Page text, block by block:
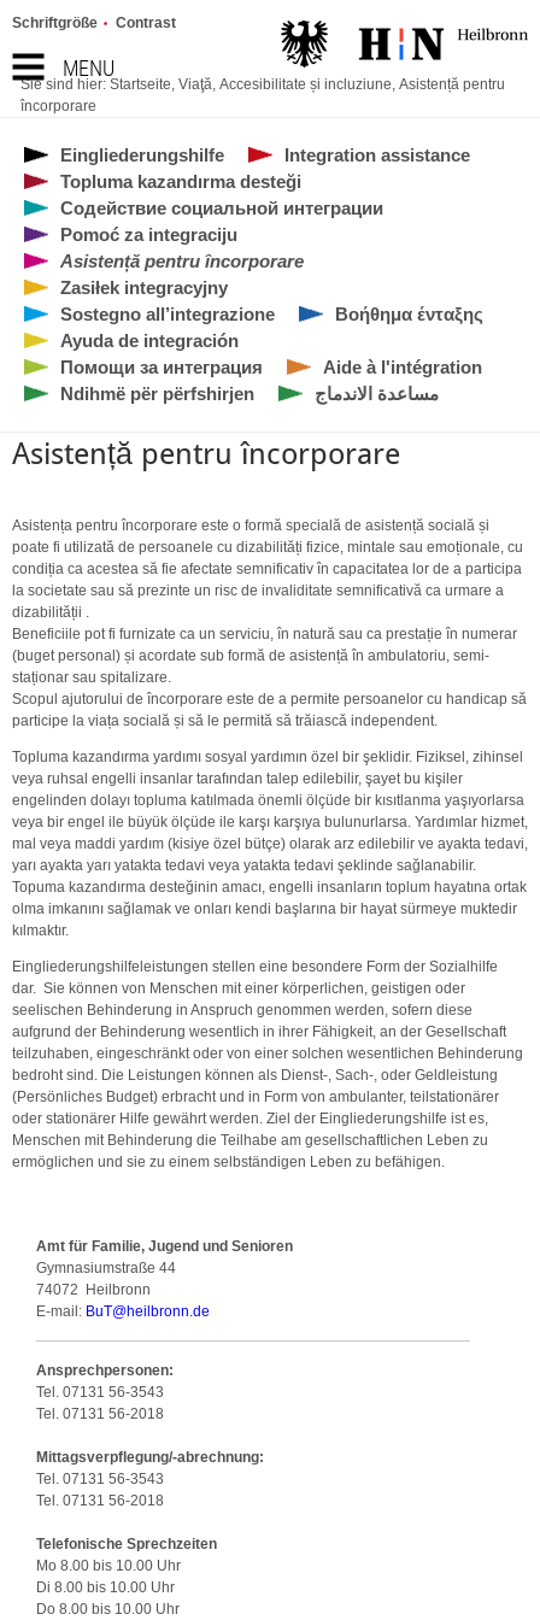
MENU
Schriftgröße Contrast
Sie sind hier: Startseite, Viaţă, Accesibilitate și incluziune, Asistență pentru
încorporare
Eingliederungshilfe
Integration assistance
Topluma kazandırma desteği
Содействие социальной интеграции
Pomoć za integraciju
Asistență pentru încorporare
Zasiłek integracyjny
Sostegno all’integrazione
Bοήθημα ένταξης
Ayuda de integración
Помощи за интеграция
Aide à l'intégration
Ndihmë për përfshirjen
مساعدة الاندماج
Asistență pentru încorporare
Asistența pentru încorporare este o formă specială de asistență socială și
poate fi utilizată de persoanele cu dizabilități fizice, mintale sau emoționale, cu
condiția ca acestea să fie afectate semnificativ în capacitatea lor de a participa
la societate sau să prezinte un risc de invaliditate semnificativă ca urmare a
dizabilității .
Beneficiile pot fi furnizate ca un serviciu, în natură sau ca prestație în numerar
(buget personal) și acordate sub formă de asistență în ambulatoriu, semi-
staționar sau spitalizare.
Scopul ajutorului de încorporare este de a permite persoanelor cu handicap să
participe la viața socială și să le permită să trăiască independent.
Topluma kazandırma yardımı sosyal yardımın özel bir şeklidir. Fiziksel, zihinsel
veya ruhsal engelli insanlar tarafından talep edilebilir, şayet bu kişiler
engelinden dolayı topluma katılmada önemli ölçüde bir kısıtlanma yaşıyorlarsa
veya bir engel ile büyük ölçüde ile karşı karşıya bulunurlarsa. Yardımlar hizmet,
mal veya maddi yardım (kisiye özel bütçe) olarak arz edilebilir ve ayakta tedavi,
yarı ayakta yarı yatakta tedavi veya yatakta tedavi şeklinde sağlanabilir.
Topuma kazandırma desteğinin amacı, engelli insanların toplum hayatına ortak
olma imkanını sağlamak ve onları kendi başlarına bir hayat sürmeye muktedir
kılmaktır.
Eingliederungshilfeleistungen stellen eine besondere Form der Sozialhilfe
dar. Sie können von Menschen mit einer körperlichen, geistigen oder
seelischen Behinderung in Anspruch genommen werden, sofern diese
aufgrund der Behinderung wesentlich in ihrer Fähigkeit, an der Gesellschaft
teilzuhaben, eingeschränkt oder von einer solchen wesentlichen Behinderung
bedroht sind. Die Leistungen können als Dienst-, Sach-, oder Geldleistung
(Persönliches Budget) erbracht und in Form von ambulanter, teilstationärer
oder stationärer Hilfe gewährt werden. Ziel der Eingliederungshilfe ist es,
Menschen mit Behinderung die Teilhabe am gesellschaftlichen Leben zu
ermöglichen und sie zu einem selbständigen Leben zu befähigen.
Amt für Familie, Jugend und Senioren
Gymnasiumstraße 44
74072
Heilbronn
E-mail: BuT@heilbronn.de
Ansprechpersonen:
Tel. 07131 56-3543
Tel. 07131 56-2018
Mittagsverpflegung/-abrechnung:
Tel. 07131 56-3543
Tel. 07131 56-2018
Telefonische Sprechzeiten
Mo 8.00 bis 10.00 Uhr
Di 8.00 bis 10.00 Uhr
Do 8.00 bis 10.00 Uhr